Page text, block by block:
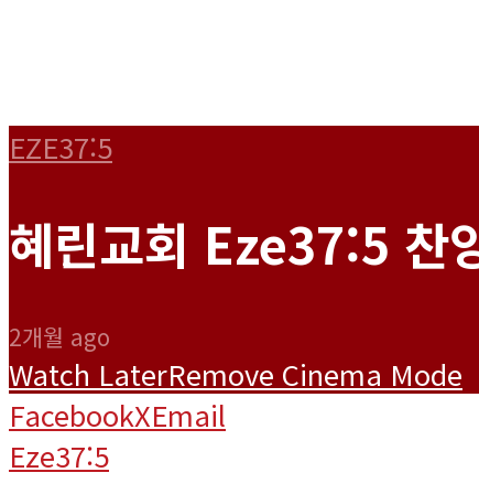
EZE37:5
혜린교회 Eze37:5
2개월 ago
Watch LaterRemove Cinema Mode
FacebookXEmail
Eze37:5